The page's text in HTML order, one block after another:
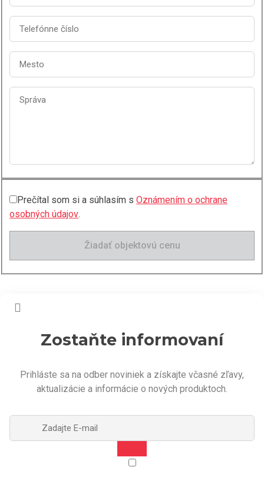
Prečítal som si a súhlasím s Oznámením o ochrane
osobných údajov.
Žiadať objektovú cenu
Zostaňte informovaní
Prihláste sa na odber noviniek a získajte včasné zľavy,
aktualizácie a informácie o nových produktoch.